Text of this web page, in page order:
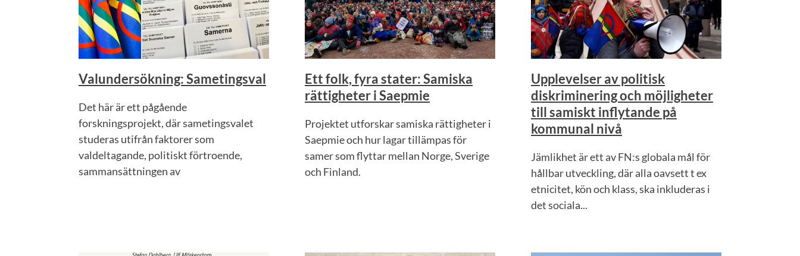
Valundersökning: Sametingsval
Det här är ett pågående
forskningsprojekt, där sametingsvalet
studeras utifrån faktorer som
valdeltagande, politiskt förtroende,
sammansättningen av
Ett folk, fyra stater: Samiska
rättigheter i Saepmie
Projektet utforskar samiska rättigheter i
Saepmie och hur lagar tillämpas för
samer som flyttar mellan Norge, Sverige
och Finland.
Upplevelser av politisk
diskriminering och möjligheter
till samiskt inflytande på
kommunal nivå
Jämlikhet är ett av FN:s globala mål för
hållbar utveckling, där alla oavsett t ex
etnicitet, kön och klass, ska inkluderas i
det sociala...